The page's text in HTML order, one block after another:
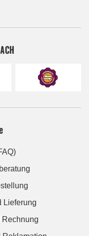
Lieferung
Rechnung